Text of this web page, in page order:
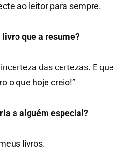
ao leitor para sempre.
que a resume?
das certezas. E que
o que hoje creio!”
a alguém especial?
livros.